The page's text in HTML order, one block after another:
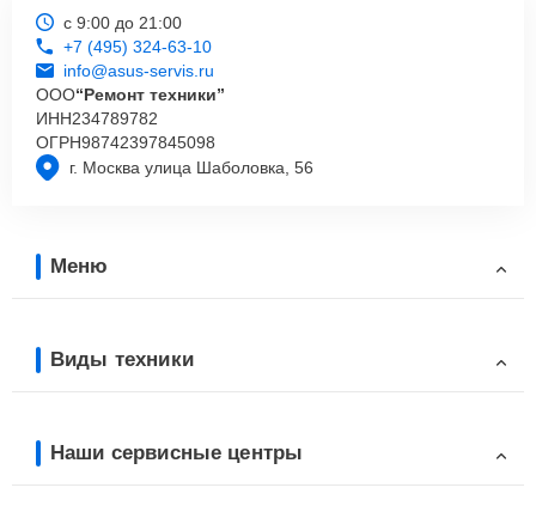
г. Москва улица Шаболовка, 56
с 9:00 до 21:00
+7 (495) 324-63-10
info@asus-servis.ru
ООО“Ремонт техники”
ИНН234789782
ОГРН98742397845098
Меню
Виды техники
Наши сервисные центры